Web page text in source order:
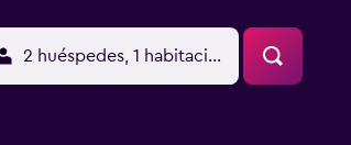
2 huéspedes, 1 habitación